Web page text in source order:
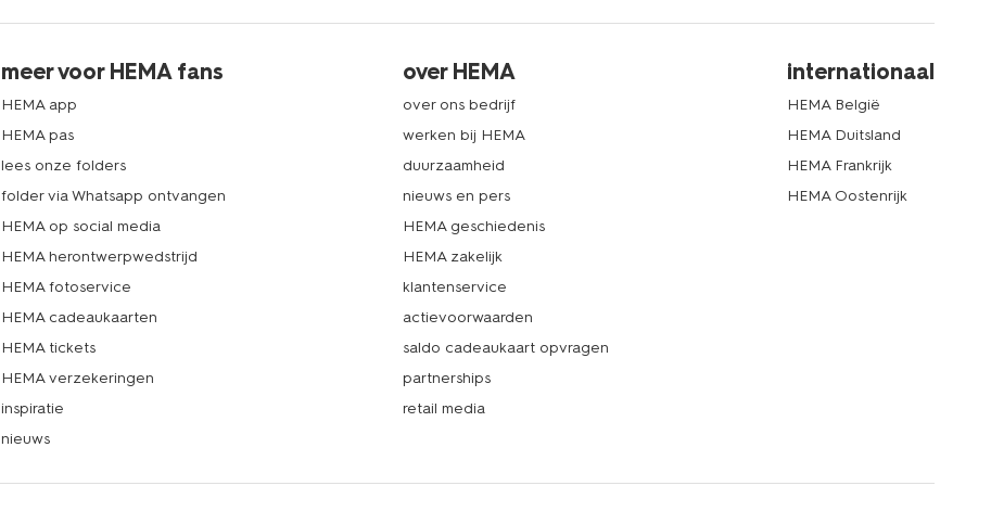
meer voor HEMA fans
HEMA app
HEMA pas
lees onze folders
folder via Whatsapp ontvangen
HEMA op social media
HEMA herontwerpwedstrijd
HEMA fotoservice
HEMA cadeaukaarten
HEMA tickets
HEMA verzekeringen
inspiratie
nieuws
over HEMA
over ons bedrijf
werken bij HEMA
duurzaamheid
nieuws en pers
HEMA geschiedenis
HEMA zakelijk
klantenservice
actievoorwaarden
saldo cadeaukaart opvragen
partnerships
retail media
internationaal
HEMA België
HEMA Duitsland
HEMA Frankrijk
HEMA Oostenrijk